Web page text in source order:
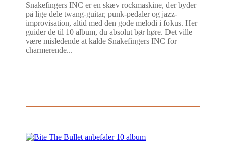
Snakefingers INC er en skæv rockmaskine, der byder
på lige dele twang-guitar, punk-pedaler og jazz-
improvisation, altid med den gode melodi i fokus. Her
guider de til 10 album, du absolut bør høre. Det ville
være misledende at kalde Snakefingers INC for
charmerende...